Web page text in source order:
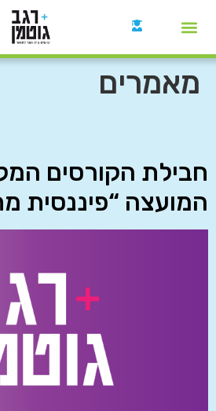
מאמרים
חבילת הקורסים
המועצה “פיננסית